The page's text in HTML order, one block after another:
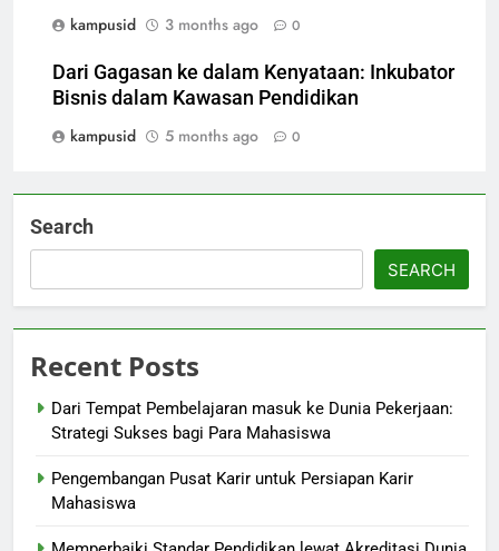
kampusid
3 months ago 0
Dari Gagasan ke dalam Kenyataan: Inkubator
Bisnis dalam Kawasan Pendidikan
kampusid
5 months ago 0
Search
SEARCH
Recent Posts
Dari Tempat Pembelajaran masuk ke Dunia Pekerjaan:
Strategi Sukses bagi Para Mahasiswa
Pengembangan Pusat Karir untuk Persiapan Karir
Mahasiswa